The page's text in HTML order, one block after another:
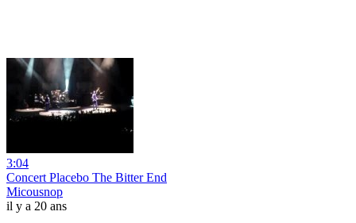
3:04
Concert Placebo The Bitter End
Micousnop
il y a 20 ans